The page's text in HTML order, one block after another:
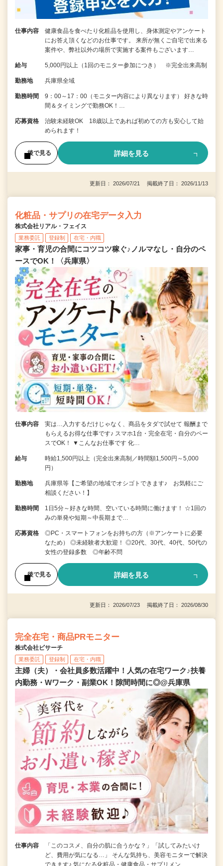
仕事内容
健康食品を食べたり化粧品を使用し、身体測定やアンケート
にお答え頂くなどのお仕事です。 来所が無くご自宅で出来る
案件や、弊社以外の場所で実施する案件もございます…
給与 5,000円以上（1回のモニター参加につき） ※完全出来高制
勤務地 兵庫県全域
勤務時間
9：00～17：00（モニター内容により異なります） 好きな時
間＆タイミングで勤務OK！…
応募資格
治験未経験OK 18歳以上であれば初めての方も安心して始
められます！
後で見る 詳細を見る
更新日： 2026/07/21 掲載終了日： 2026/11/13
化粧品・サプリの在宅データ入力
株式会社リアル・フェイス
業務委託 登録制 在宅・内職
家事・育児の合間にコツコツ稼ぐ♪ノルマなし・自分のペ
ースでOK！〈兵庫県〉
仕事内容
実は…入力するだけじゃなく、商品をタダで試せて 報酬まで
もらえるお得な仕事です♪ スマホ1台・完全在宅・自分のペー
スでOK！ ▼こんなお仕事です 化…
給与
時給1,500円以上（完全出来高制／時間額1,500円～5,000
円）
勤務地
兵庫県等【ご希望の地域でオシゴトできます♪ お気軽にご
相談ください！】
勤務時間
1日5分～好きな時間、空いている時間に働けます！ ☆1回の
みの単発や短期～中長期まで…
応募資格
◎PC・スマートフォンをお持ちの方（※アンケートに必要
なため） ◎未経験者大歓迎！ ◎20代、30代、40代、50代の
女性の登録多数 ◎年齢不問
後で見る 詳細を見る
更新日： 2026/07/23 掲載終了日： 2026/08/30
完全在宅・商品PRモニター
株式会社ビサーチ
業務委託 登録制 在宅・内職
主婦（夫）・会社員多数活躍中！人気の在宅ワーク♪扶養
内勤務・Wワーク・副業OK！隙間時間に◎@兵庫県
仕事内容
「このコスメ、自分の肌に合うかな？」「試してみたいけ
ど、費用が気になる…」 そんな気持ち、美容モニターで解決